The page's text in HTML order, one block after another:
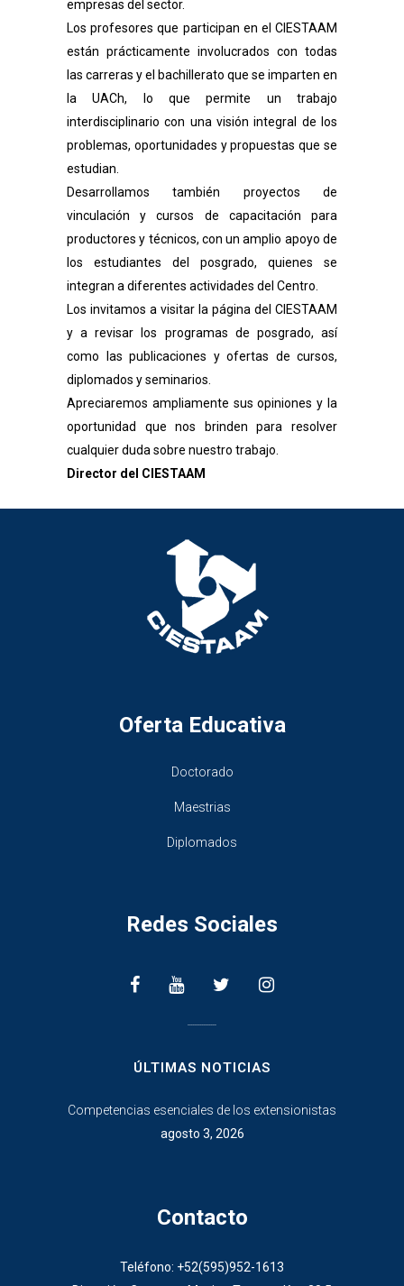
empresas del sector.
Los profesores que participan en el CIESTAAM
están prácticamente involucrados con todas
las carreras y el bachillerato que se imparten en
la UACh, lo que permite un trabajo
interdisciplinario con una visión integral de los
problemas, oportunidades y propuestas que se
estudian.
Desarrollamos también proyectos de
vinculación y cursos de capacitación para
productores y técnicos, con un amplio apoyo de
los estudiantes del posgrado, quienes se
integran a diferentes actividades del Centro.
Los invitamos a visitar la página del CIESTAAM
y a revisar los programas de posgrado, así
como las publicaciones y ofertas de cursos,
diplomados y seminarios.
Apreciaremos ampliamente sus opiniones y la
oportunidad que nos brinden para resolver
cualquier duda sobre nuestro trabajo.
Director del CIESTAAM
Oferta Educativa
Doctorado
Maestrias
Diplomados
Redes Sociales
ÚLTIMAS NOTICIAS
Competencias esenciales de los extensionistas
agosto 3, 2026
Contacto
Teléfono: +52(595)952-1613